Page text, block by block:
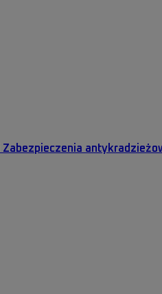
Zabezpieczenia